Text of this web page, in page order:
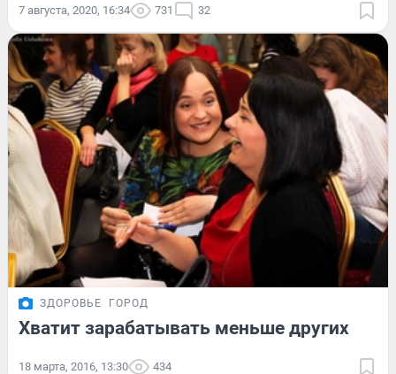
7 августа, 2020, 16:34 731 32
ЗДОРОВЬЕ ГОРОД
Хватит зарабатывать меньше других
18 марта, 2016, 13:30 434